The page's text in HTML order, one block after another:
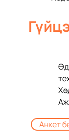
Анкет